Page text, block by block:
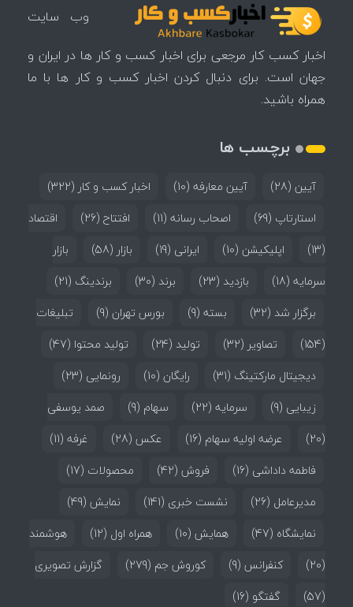
وب سایت
اخبار کسب کار مرجعی برای اخبار کسب و کار ها در ایران و
جهان است. برای دنبال کردن اخبار کسب و کار ها با ما
همراه باشید.
برچسب ها
آیین (28) آیین معارفه (10) اخبار کسب و کار (322)
استارتاپ (69) اصحاب رسانه (11) افتتاح (26)
اقتصاد
(13)
اپلیکیشن (10) ایرانی (19) بازار (58)
بازار
سرمایه (18) بازدید (23) برند (30) برندینگ (21)
برگزار شد (32) بسته (9) بورس تهران (9)
تبلیغات
(154)
تصاویر (32) تولید (24) تولید محتوا (47)
دیجیتال مارکتینگ (31) رایگان (10) رونمایی (23)
زیبایی (9) سرمایه (22) سهام (9)
صمد یوسفی
(20)
عرضه اولیه سهام (16) عکس (28) غرفه (11)
فاطمه داداشی (16) فروش (42) محصولات (17)
مدیرعامل (26) نشست خبری (141) نمایش (49)
نمایشگاه (47) همایش (10) همراه اول (12)
هوشمند
(20)
کنفرانس (9) کوروش جم (279)
گزارش تصویری
(57)
گفتگو (16)